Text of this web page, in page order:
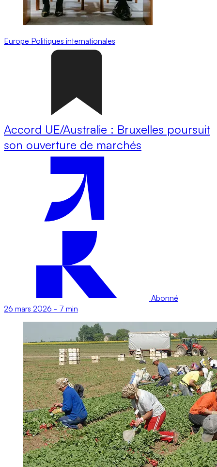
Europe Politiques internationales
Accord UE/Australie : Bruxelles poursuit
son ouverture de marchés
Abonné
26 mars 2026 - 7 min